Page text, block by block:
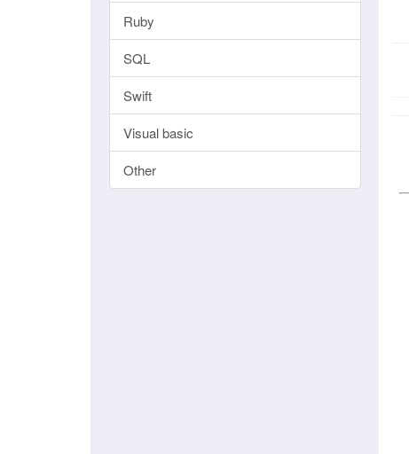
Ruby
SQL
Swift
Visual basic
Other